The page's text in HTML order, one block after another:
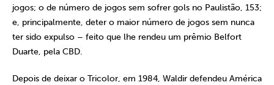
jogos; o de número de jogos sem sofrer gols no Paulistão, 153;
e, principalmente, deter o maior número de jogos sem nunca
ter sido expulso – feito que lhe rendeu um prêmio Belfort
Duarte, pela CBD.
Depois de deixar o Tricolor, em 1984, Waldir defendeu América